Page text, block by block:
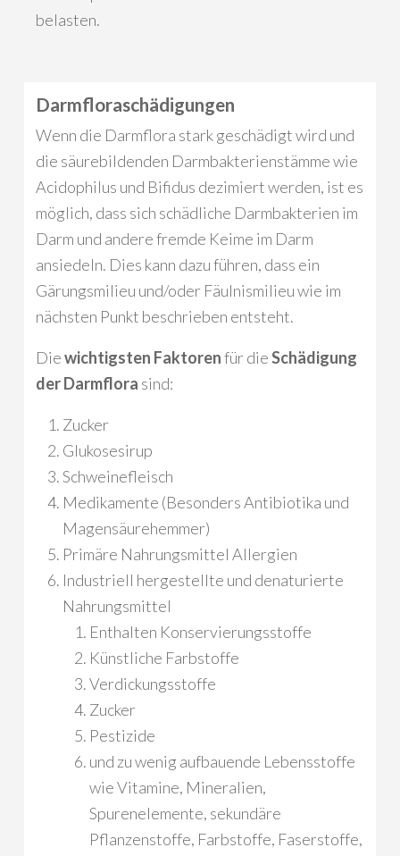
belasten.
Darmfloraschädigungen
Wenn die Darmflora stark geschädigt wird und
die säurebildenden Darmbakterienstämme wie
Acidophilus und Bifidus dezimiert werden, ist es
möglich, dass sich schädliche Darmbakterien im
Darm und andere fremde Keime im Darm
ansiedeln. Dies kann dazu führen, dass ein
Gärungsmilieu und/oder Fäulnismilieu wie im
nächsten Punkt beschrieben entsteht.
Diewichtigsten Faktorenfür dieSchädigung
der Darmflora sind:
Zucker
Glukosesirup
Schweinefleisch
Medikamente (Besonders Antibiotika und
Magensäurehemmer)
Primäre Nahrungsmittel Allergien
Industriell hergestellte und denaturierte
Nahrungsmittel
Enthalten Konservierungsstoffe
Künstliche Farbstoffe
Verdickungsstoffe
Zucker
Pestizide
und zu wenig aufbauende Lebensstoffe
wie Vitamine, Mineralien,
Spurenelemente, sekundäre
Pflanzenstoffe, Farbstoffe, Faserstoffe,